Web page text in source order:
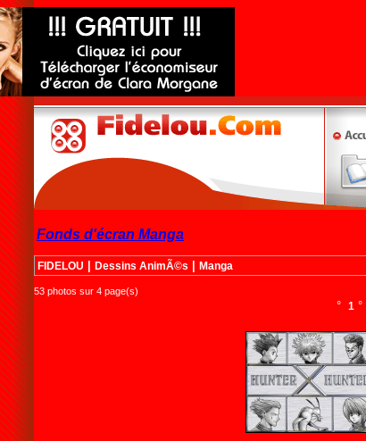
Fonds d'écran Manga
FIDELOU Dessins AnimÃ©s Manga
53 photos sur 4 page(s)
° 1 °